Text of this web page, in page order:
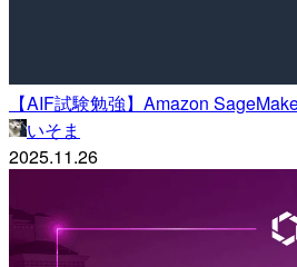
【AIF試験勉強】Amazon
いそま
2025.11.26